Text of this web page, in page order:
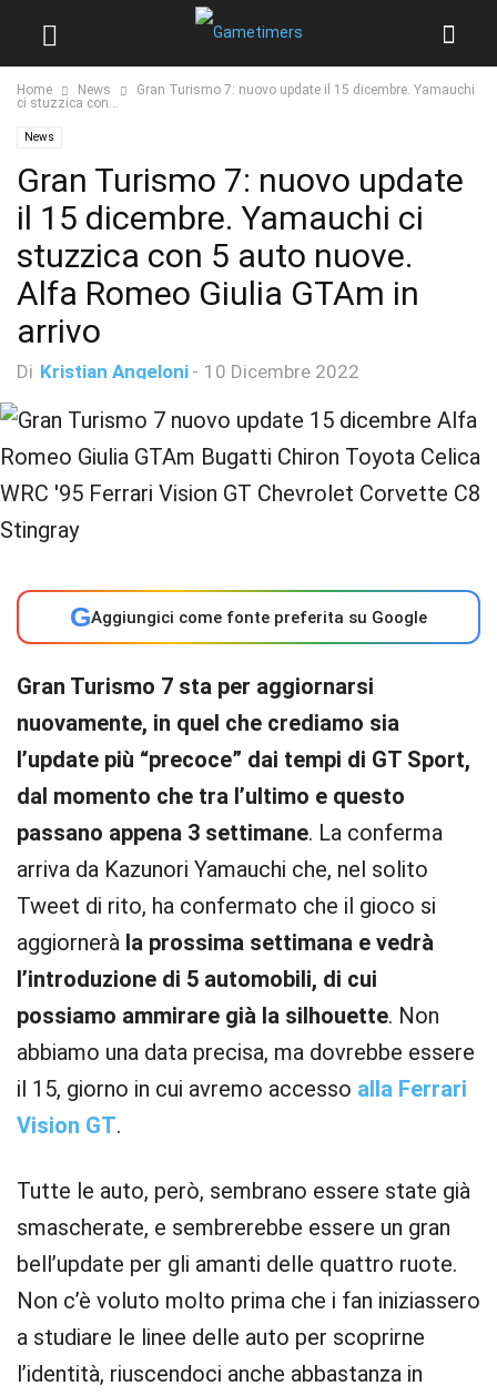
Home News
Gran Turismo 7: nuovo update il 15 dicembre. Yamauchi
ci stuzzica con...
News
Gran Turismo 7: nuovo update
il 15 dicembre. Yamauchi ci
stuzzica con 5 auto nuove.
Alfa Romeo Giulia GTAm in
arrivo
Di Kristian Angeloni - 10 Dicembre 2022
GAggiungici come fonte preferita su Google
Gran Turismo 7 sta per aggiornarsi
nuovamente, in quel che crediamo sia
l’update più “precoce” dai tempi di GT Sport,
dal momento che tra l’ultimo e questo
passano appena 3 settimane. La conferma
arriva da Kazunori Yamauchi che, nel solito
Tweet di rito, ha confermato che il gioco si
aggiornerà la prossima settimana e vedrà
l’introduzione di 5 automobili, di cui
possiamo ammirare già la silhouette. Non
abbiamo una data precisa, ma dovrebbe essere
il 15, giorno in cui avremo accesso alla Ferrari
Vision GT.
Tutte le auto, però, sembrano essere state già
smascherate, e sembrerebbe essere un gran
bell’update per gli amanti delle quattro ruote.
Non c’è voluto molto prima che i fan iniziassero
a studiare le linee delle auto per scoprirne
l’identità, riuscendoci anche abbastanza in